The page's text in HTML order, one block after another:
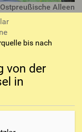
Ostpreußische Alleen
von der
in